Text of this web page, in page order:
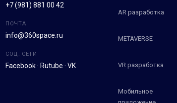
+7 (981) 881 00 42
ПОЧТА
info@360space.ru
СОЦ. СЕТИ
Facebook· Rutube · VK
AR разработка
METAVERSE
VR разработка
Мобильное